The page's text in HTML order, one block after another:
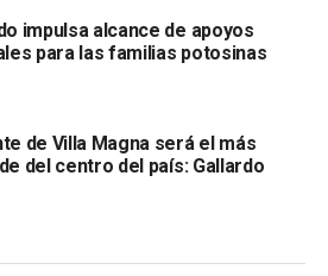
que empezó a gobernar con tal
estructurales que parecían
en las placas y las
impulsa alcance de apoyos
para las familias potosinas
de Villa Magna será el más
del centro del país: Gallardo